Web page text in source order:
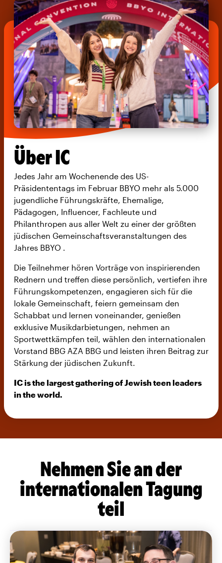
Über IC
Jedes Jahr am Wochenende des US-
Präsidententags im Februar BBYO mehr als 5.000
jugendliche Führungskräfte, Ehemalige,
Pädagogen, Influencer, Fachleute und
Philanthropen aus aller Welt zu einer der größten
jüdischen Gemeinschaftsveranstaltungen des
Jahres BBYO .
Die Teilnehmer hören Vorträge von inspirierenden
Rednern und treffen diese persönlich, vertiefen ihre
Führungskompetenzen, engagieren sich für die
lokale Gemeinschaft, feiern gemeinsam den
Schabbat und lernen voneinander, genießen
exklusive Musikdarbietungen, nehmen an
Sportwettkämpfen teil, wählen den internationalen
Vorstand BBG AZA BBG und leisten ihren Beitrag zur
Stärkung der jüdischen Zukunft.
IC is the largest gathering of Jewish teen leaders
in the world.
Nehmen Sie an der
internationalen Tagung
teil